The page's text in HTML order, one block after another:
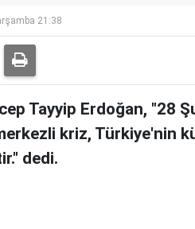
21:38
Tayyip Erdoğan, "28
kriz, Türkiye'nin
dedi.